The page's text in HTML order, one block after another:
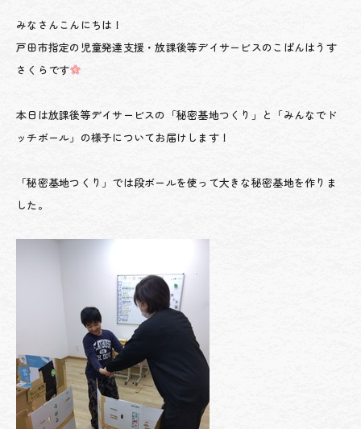
みなさんこんにちは！
戸田市指定の児童発達支援・放課後等デイサービスのこぱんはうす
さくらです
本日は放課後等デイサービスの「秘密基地つくり」と「みんなでド
ッチボール」の様子についてお届けします！
「秘密基地つくり」では段ボールを使って大きな秘密基地を作りま
した。